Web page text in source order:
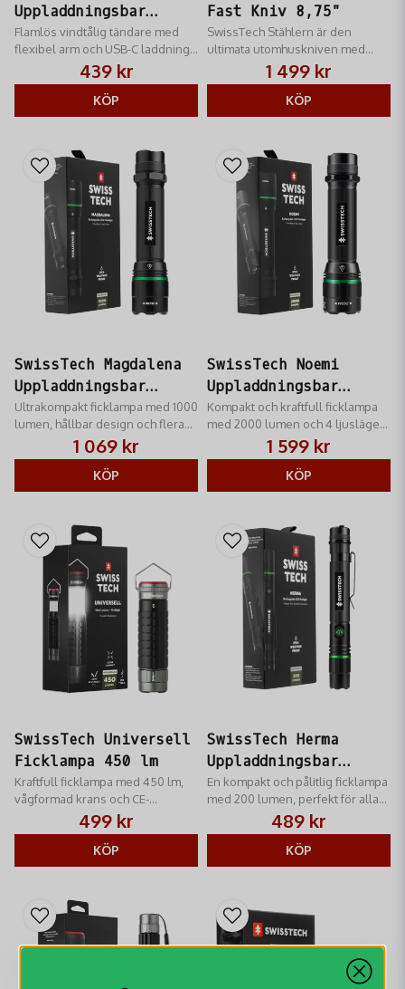
Uppladdningsbar
Tändare IPX7
Flamlös vindtålig tändare med
flexibel arm och USB-C laddning.
Perfekt för alla väder.
439 kr
KÖP
Fast Kniv 8,75"
SwissTech Stählern är den
ultimata utomhuskniven med
robust full tang-design och
premium material.
1 499 kr
KÖP
SwissTech Magdalena
Uppladdningsbar
Ficklampa 1000 lm
Ultrakompakt ficklampa med 1000
lumen, hållbar design och flera
ljuslägen för alla äventyr.
1 069 kr
KÖP
SwissTech Noemi
Uppladdningsbar
Ficklampa 2000 lm
Kompakt och kraftfull ficklampa
med 2000 lumen och 4 ljuslägen,
perfekt för jakt och friluftsliv.
1 599 kr
KÖP
SwissTech Universell
Ficklampa 450 lm
Kraftfull ficklampa med 450 lm,
vågformad krans och CE-
godkännande för säkerhet.
499 kr
KÖP
SwissTech Herma
Uppladdningsbar
Pennlampa 200 lm
En kompakt och pålitlig ficklampa
med 200 lumen, perfekt för alla
489 kr
KÖP